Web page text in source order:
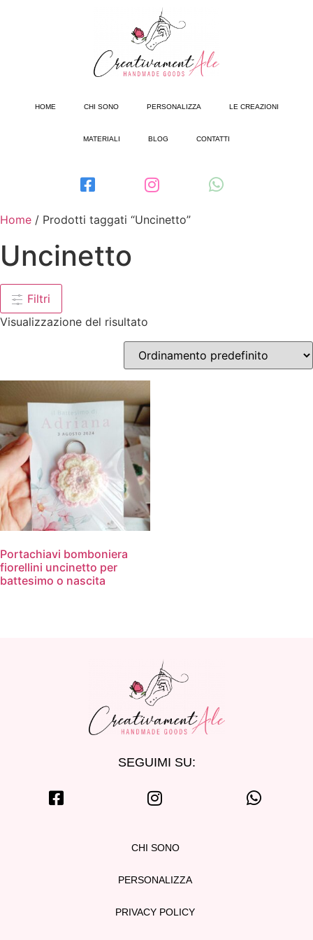
HOME CHI SONO PERSONALIZZA LE CREAZIONI
MATERIALI BLOG CONTATTI
Home / Prodotti taggati “Uncinetto”
Uncinetto
Filtri
Visualizzazione del risultato
Portachiavi bomboniera
fiorellini uncinetto per
battesimo o nascita
SEGUIMI SU:
CHI SONO
PERSONALIZZA
PRIVACY POLICY